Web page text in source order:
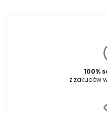
100%
z zakupów